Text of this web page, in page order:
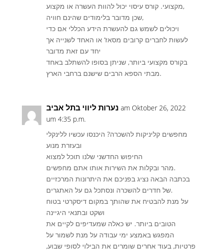
מקצועי. קורס עיסוי יכול להוות העשרה או מקצוע,
שכן מדובר בלימודים שהינם חוויה,
ויכולים לשמש גם להעשרת הידע הכללי אם כדי
לעשות לחברים קרובים מסאז‘ או האחד לשנייה אך
יחד עם זאת מדובר
בקורס מקצועי ביותר, שניתן בסופו להשתלב באחד
מבתי הספא הרבים שישנם ברחבי הארץ.
נערות ליווי בתל אביב am Oktober 26, 2022
um 4:35 p.m.
מחפשים קליניקות להשכרה? היכנסו עכשיו ללינקלי
ובעזרת מנוע
החיפוש החדשני שלנו תוכל למצוא
מהר ובקלות את השירות אותו אתם מחפשים.
בכתבה הבאה נציג בפניכם את היתרונות המרכזיים
של חדרים להשכרה ונסתכל גם על האתגרים.
על מנת להבטיח את שהותך במקום דיסקרטי בטוח
ושקט ובתנאי היגיינה
הטובים ביותר. יש כאלה שמעדיפים לקיים את
המפגש באמצע ימי עבודה על מנת לשמור על
פרטיות, בעוד אחרים שומרים את הבילוי לסופי שבוע,